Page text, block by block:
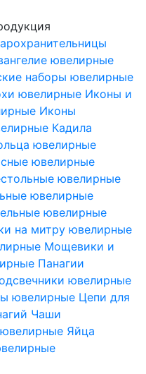
ювелирные
наборы ювелирные
ювелирные Иконы и
Иконы
Кадила
ювелирные
ювелирные
ювелирные
ювелирные
ювелирные
на митру ювелирные
Мощевики и
Панагии
ювелирные
ювелирные Цепи для
Чаши
Яйца